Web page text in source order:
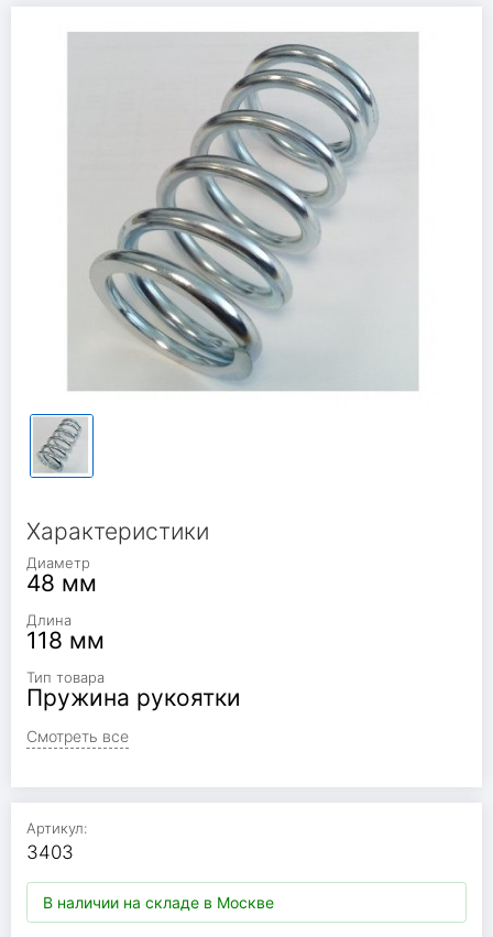
Характеристики
Диаметр
48 мм
Длина
118 мм
Тип товара
Пружина рукоятки
Смотреть все
Артикул:
3403
В наличии на складе в Москве